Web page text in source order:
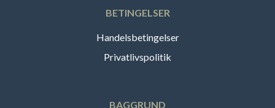
BETINGELSER
Handelsbetingelser
Privatlivspolitik
BAGGRUND